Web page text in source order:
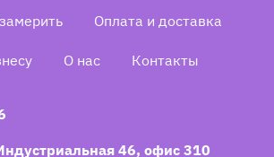
Оплата и доставка
О нас Контакты
46, офис 310